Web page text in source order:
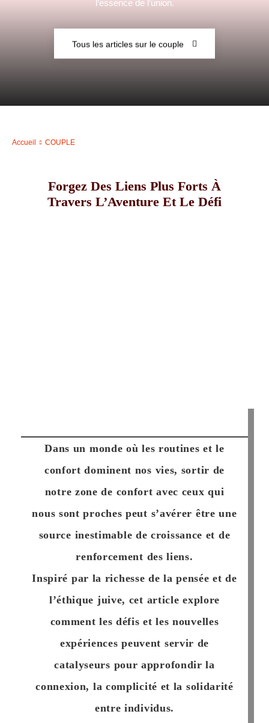
–
l’essence de l’union.
Tous les articles sur le couple
Accueil COUPLE
Forgez Des Liens Plus Forts À
Travers L’Aventure Et Le Défi
Dans un monde où les routines et le
confort dominent nos vies, sortir de
notre zone de confort avec ceux qui
nous sont proches peut s’avérer être une
source inestimable de croissance et de
renforcement des liens.
Inspiré par la richesse de la pensée et de
l’éthique juive, cet article explore
comment les défis et les nouvelles
expériences peuvent servir de
catalyseurs pour approfondir la
connexion, la complicité et la solidarité
entre individus.